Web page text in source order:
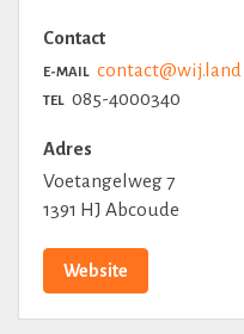
Contact
E-MAIL contact@wij.land
TEL 085-4000340
Adres
Voetangelweg 7
1391 HJ Abcoude
Website